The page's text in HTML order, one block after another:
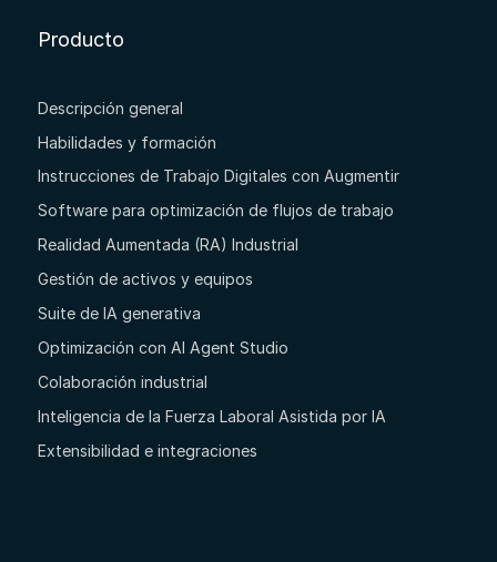
Producto
Descripción general
Habilidades y formación
Instrucciones de Trabajo Digitales con Augmentir
Software para optimización de flujos de trabajo
Realidad Aumentada (RA) Industrial
Gestión de activos y equipos
Suite de IA generativa
Optimización con AI Agent Studio
Colaboración industrial
Inteligencia de la Fuerza Laboral Asistida por IA
Extensibilidad e integraciones